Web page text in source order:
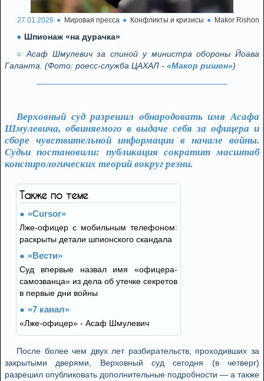
27.01.2026 Мировая пресса Конфликты и кризисы Makor Rishon
Шпионаж «на дурачка»
Асаф Шмулевич за спиной у министра обороны Йоава
Галанта. (Фото: роесс-служба ЦАХАЛ - «Макор ришон»)
Верховный суд разрешил обнародовать имя Асафа
Шмулевича, обвиняемого в выдаче себя за офицера и
сборе чувствительной информации в начале войны.
Судьи постановили: публикация сократит масштаб
конспирологических теорий вокруг резни.
Также по теме
«Cursor»
Лже-офицер с мобильным телефоном:
раскрыты детали шпионского скандала
«Вести»
Суд впервые назвал имя «офицера-
самозванца» из дела об утечке секретов
в первые дни войны
«7 канал»
«Лже-офицер» - Асаф Шмулевич
После более чем двух лет разбирательств, проходивших за
закрытыми дверями, Верховный суд сегодня (в четверг)
разрешил опубликовать дополнительные подробности — а также